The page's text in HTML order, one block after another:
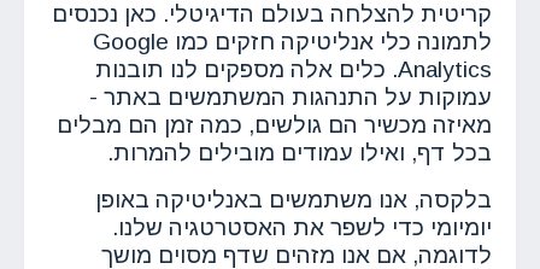
קריטית להצלחה בעולם הדיגיטלי. כאן נכנסים
לתמונה כלי אנליטיקה חזקים כמו Google
Analytics. כלים אלה מספקים לנו תובנות
עמוקות על התנהגות המשתמשים באתר -
מאיזה מכשיר הם גולשים, כמה זמן הם מבלים
בכל דף, ואילו עמודים מובילים להמרות.
בלקסה, אנו משתמשים באנליטיקה באופן
יומיומי כדי לשפר את האסטרטגיה שלנו.
לדוגמה, אם אנו מזהים שדף מסוים מושך